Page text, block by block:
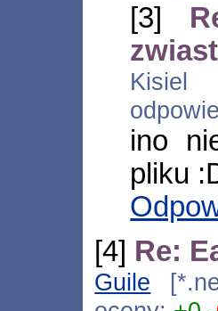
[3]
Kisiel
ino
pliku
[4] Re:
Guile